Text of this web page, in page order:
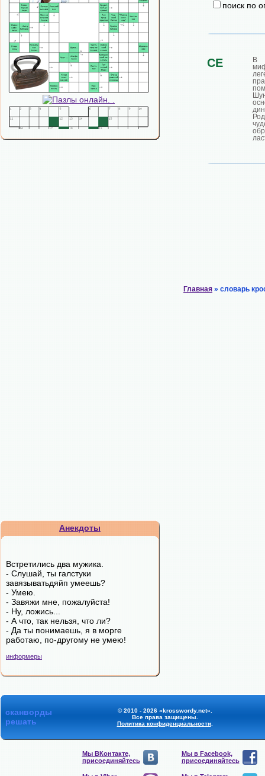
Анекдоты
Встретились два мужика.
- Слушай, ты галстуки
завязыватьдяйп умеешь?
- Умею.
- Завяжи мне, пожалуйста!
- Ну, ложись...
- А что, так нельзя, что ли?
- Да ты понимаешь, я в морге
работаю, по-другому не умею!
информеры
поиск по
СЕ
В
Главная » словарь
сканворды
решать
© 2010 - 2026 «krosswordy.net».
Все права защищены.
Политика конфиденциальности.
Мы ВКонтакте,
присоединяйтесь
Мы в Facebook,
присоединяйтесь